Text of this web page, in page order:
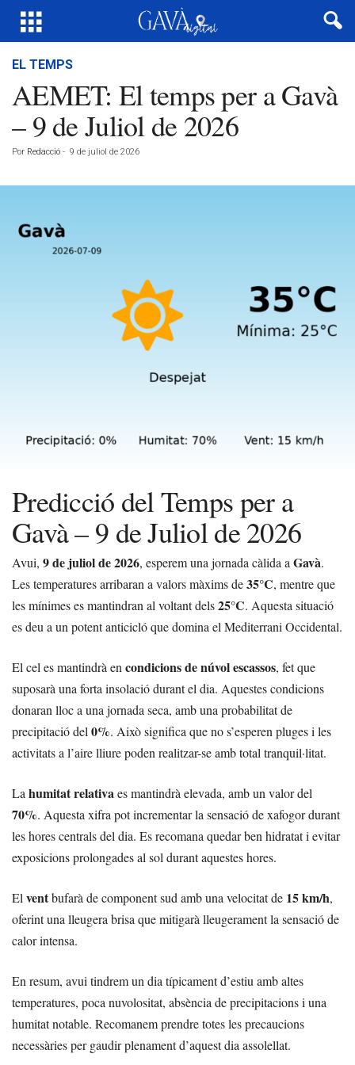
EL TEMPS
AEMET: El temps per a Gavà
– 9 de Juliol de 2026
Por Redacció - 9 de juliol de 2026
Predicció del Temps per a
Gavà – 9 de Juliol de 2026
Avui, 9 de juliol de 2026, esperem una jornada càlida aGavà.
Les temperatures arribaran a valors màxims de35°C, mentre que
les mínimes es mantindran al voltant dels25°C. Aquesta situació
es deu a un potent anticicló que domina el Mediterrani Occidental.
El cel es mantindrà encondicions de núvol escassos, fet que
suposarà una forta insolació durant el dia. Aquestes condicions
donaran lloc a una jornada seca, amb una probabilitat de
precipitació del0%. Això significa que no s’esperen pluges i les
activitats a l’aire lliure poden realitzar-se amb total tranquil·litat.
Lahumitat relativaes mantindrà elevada, amb un valor del
70%. Aquesta xifra pot incrementar la sensació de xafogor durant
les hores centrals del dia. Es recomana quedar ben hidratat i evitar
exposicions prolongades al sol durant aquestes hores.
Elventbufarà de component sud amb una velocitat de 15 km/h,
oferint una lleugera brisa que mitigarà lleugerament la sensació de
calor intensa.
En resum, avui tindrem un dia típicament d’estiu amb altes
temperatures, poca nuvolositat, absència de precipitacions i una
humitat notable. Recomanem prendre totes les precaucions
necessàries per gaudir plenament d’aquest dia assolellat.